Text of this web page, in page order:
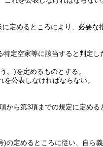
定めるところにより、必要な
定空家等に該当すると判定
。)を定めるものとする。
公表しなければならない。
から第3項までの規定に定め
)の定めるところに従い、自ら